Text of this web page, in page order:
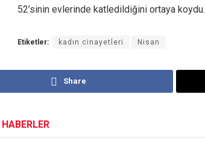
52’sinin evlerinde katledildiğini ortaya koydu.
Etiketler: kadın cinayetleri Nisan
Share
HABERLER